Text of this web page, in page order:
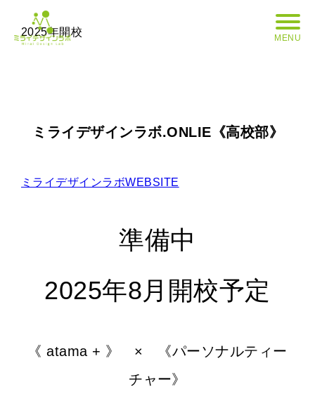
MENU
2025年開校
ミライデザインラボ.ONLIE《高校部》
ミライデザインラボWEBSITE
準備中
2025年8月開校予定
《 atama + 》 × 《パーソナルティー
チャー》